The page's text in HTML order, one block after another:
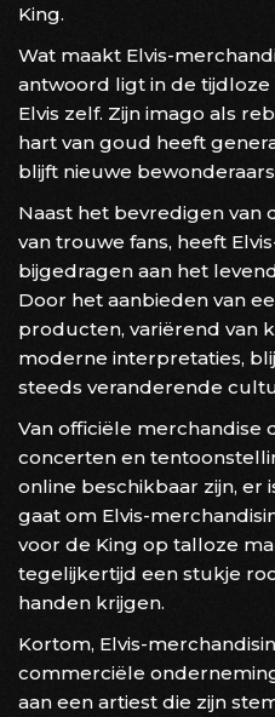
King.
Wat maakt Elvis-
antwoord ligt in de
Elvis zelf. Zijn imago als
hart van goud heeft
blijft nieuwe
Naast het bevredigen van
van trouwe fans, heeft
bijgedragen aan het
Door het aanbieden van
producten, variërend van
moderne interpretaties,
steeds veranderende
Van officiële merchandise
concerten en
online beschikbaar zijn, er
gaat om Elvis-
voor de King op talloze
tegelijkertijd een stukje
handen krijgen.
Kortom, Elvis-
commerciële
aan een artiest die zijn